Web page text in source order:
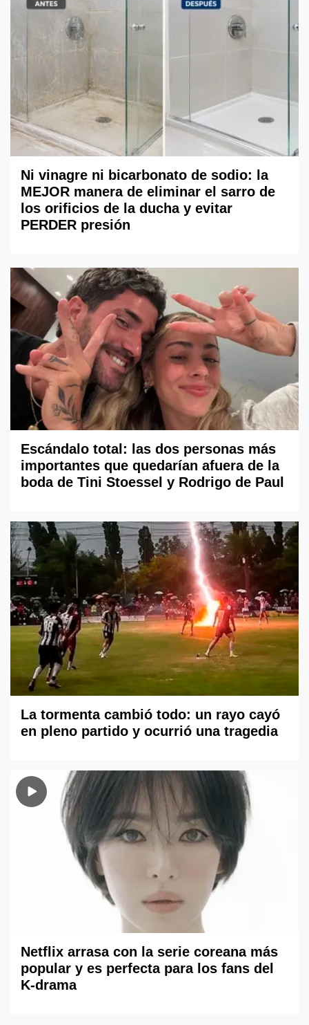
Ni vinagre ni bicarbonato de sodio: la
MEJOR manera de eliminar el sarro de
los orificios de la ducha y evitar
PERDER presión
Escándalo total: las dos personas más
importantes que quedarían afuera de la
boda de Tini Stoessel y Rodrigo de Paul
La tormenta cambió todo: un rayo cayó
en pleno partido y ocurrió una tragedia
Netflix arrasa con la serie coreana más
popular y es perfecta para los fans del
K-drama